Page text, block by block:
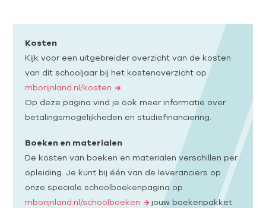
Kosten
Kijk voor een uitgebreider overzicht van de kosten
van dit schooljaar bij het kostenoverzicht op
mborijnland.nl/kosten
Op deze pagina vind je ook meer informatie over
betalingsmogelijkheden en studiefinanciering.
Boeken en materialen
De kosten van boeken en materialen verschillen per
opleiding. Je kunt bij één van de leveranciers op
onze speciale schoolboekenpagina op
mborijnland.nl/schoolboeken
jouw boekenpakket